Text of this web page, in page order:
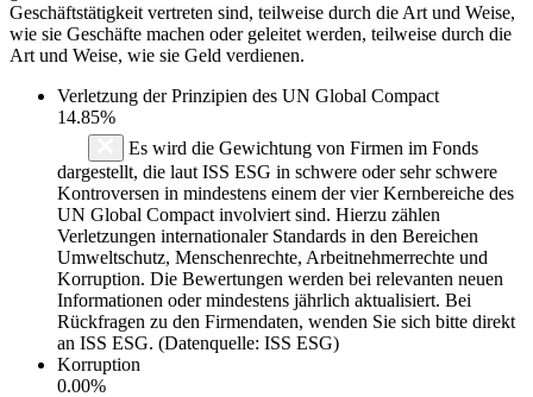
Geschäftstätigkeit vertreten sind, teilweise durch die Art und Weise,
wie sie Geschäfte machen oder geleitet werden, teilweise durch die
Art und Weise, wie sie Geld verdienen.
Verletzung der Prinzipien des UN Global Compact
14.85%
Es wird die Gewichtung von Firmen im Fonds
dargestellt, die laut ISS ESG in schwere oder sehr schwere
Kontroversen in mindestens einem der vier Kernbereiche des
UN Global Compact involviert sind. Hierzu zählen
Verletzungen internationaler Standards in den Bereichen
Umweltschutz, Menschenrechte, Arbeitnehmerrechte und
Korruption. Die Bewertungen werden bei relevanten neuen
Informationen oder mindestens jährlich aktualisiert. Bei
Rückfragen zu den Firmendaten, wenden Sie sich bitte direkt
an ISS ESG. (Datenquelle: ISS ESG)
Korruption
0.00%